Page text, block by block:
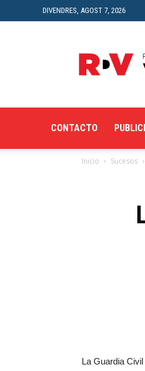
DIVENDRES, AGOST 7, 2026
CONTACTO
Inicio Sucesos
La Guardia